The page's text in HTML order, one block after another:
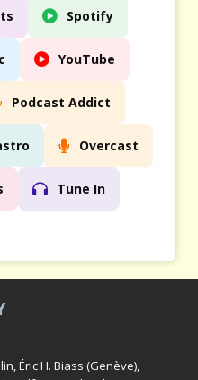
Spotify
YouTube
Podcast Addict
Overcast
Tune In
Éric H. Biass (Genève),